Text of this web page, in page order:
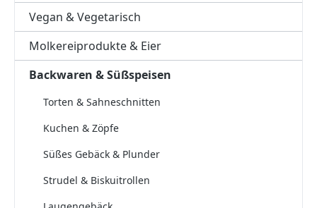
Vegan & Vegetarisch
Molkereiprodukte & Eier
Backwaren & Süßspeisen
Torten & Sahneschnitten
Kuchen & Zöpfe
Süßes Gebäck & Plunder
Strudel & Biskuitrollen